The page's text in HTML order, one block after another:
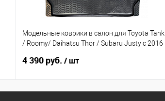
Модельные коврики в салон для Toyota Tank
/ Roomy/ Daihatsu Thor / Subaru Justy с 2016
4 390 руб. / шт